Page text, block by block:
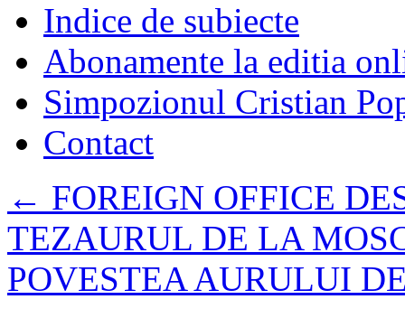
Indice de subiecte
Abonamente la editia
Simpozionul Cristian
Contact
← FOREIGN OFFICE
TEZAURUL DE LA
POVESTEA AURULUI